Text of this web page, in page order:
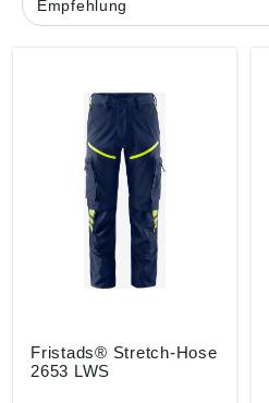
Fristads® Stretch-Hose
2653 LWS